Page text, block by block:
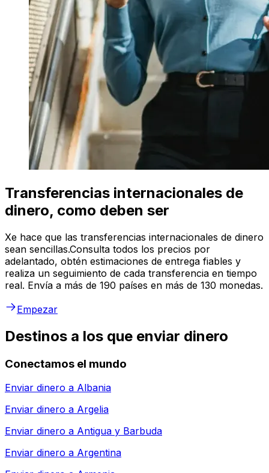
Transferencias internacionales de
dinero, como deben ser
Xe hace que las transferencias internacionales de dinero
sean sencillas.Consulta todos los precios por
adelantado, obtén estimaciones de entrega fiables y
realiza un seguimiento de cada transferencia en tiempo
real. Envía a más de 190 países en más de 130 monedas.
Empezar
Destinos a los que enviar dinero
Conectamos el mundo
Enviar dinero a Albania
Enviar dinero a Argelia
Enviar dinero a Antigua y Barbuda
Enviar dinero a Argentina